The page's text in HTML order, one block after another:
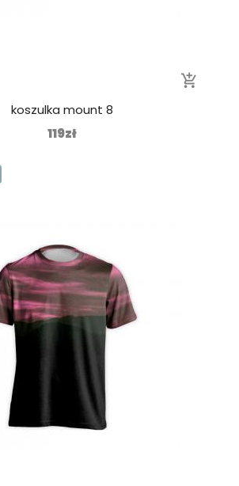
add_shopping_cart
koszulka mount 8
119zł